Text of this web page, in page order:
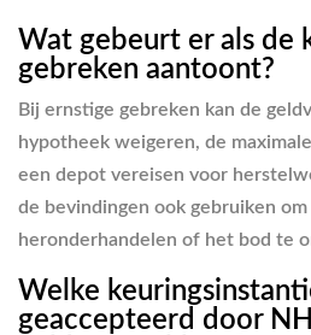
Wat gebeurt er als de
gebreken aantoont?
Bij ernstige gebreken kan de
hypotheek weigeren, de
een depot vereisen voor
de bevindingen ook gebruiken
heronderhandelen of het bod te
Welke
geaccepteerd door